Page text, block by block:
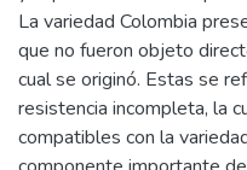
La variedad Colombia
que no fueron objeto
cual se originó. Estas se
resistencia incompleta, la
compatibles con la